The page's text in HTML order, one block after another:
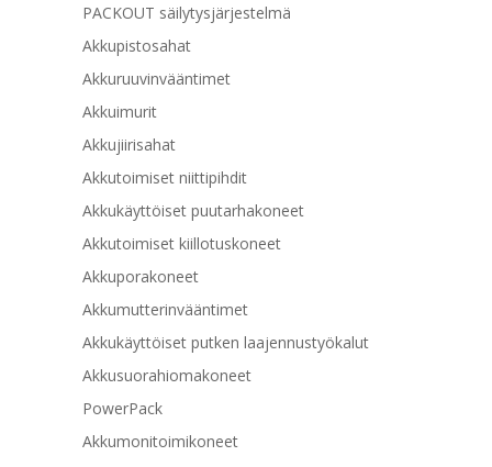
PACKOUT säilytysjärjestelmä
Akkupistosahat
Akkuruuvinvääntimet
Akkuimurit
Akkujiirisahat
Akkutoimiset niittipihdit
Akkukäyttöiset puutarhakoneet
Akkutoimiset kiillotuskoneet
Akkuporakoneet
Akkumutterinvääntimet
Akkukäyttöiset putken laajennustyökalut
Akkusuorahiomakoneet
PowerPack
Akkumonitoimikoneet